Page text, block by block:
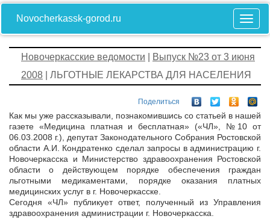
Novocherkassk-gorod.ru
Новочеркасские ведомости
Выпуск №23 от 3 июня
2008 | ЛЬГОТНЫЕ ЛЕКАРСТВА ДЛЯ НАСЕЛЕНИЯ
Поделиться
Как мы уже рассказывали, познакомившись со статьей в нашей
газете «Медицина платная и бесплатная» («ЧЛ», №10 от
06.03.2008 г.), депутат Законодательного Собрания Ростовской
области А.И. Кондратенко сделал запросы в администрацию г.
Новочеркасска и Министерство здравоохранения Ростовской
области о действующем порядке обеспечения граждан
льготными медикаментами, порядке оказания платных
медицинских услуг в г. Новочеркасске.
Сегодня «ЧЛ» публикует ответ, полученный из Управления
здравоохранения администрации г. Новочеркасска.